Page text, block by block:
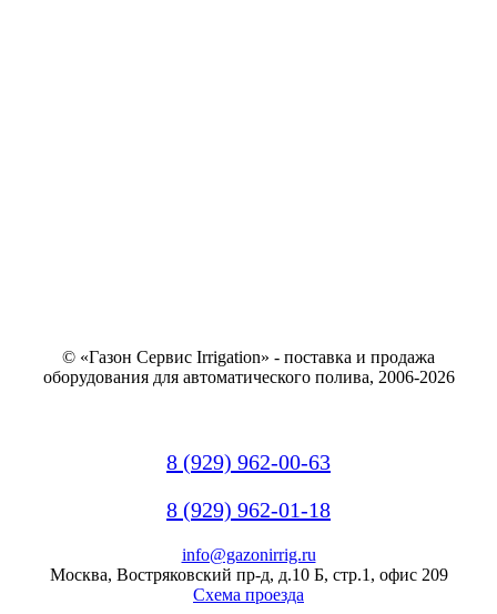
© «Газон Сервис Irrigation» - поставка и продажа
оборудования для автоматического полива, 2006-2026
8 (929) 962-00-63
8 (929) 962-01-18
info@gazonirrig.ru
Москва, Востряковский пр-д, д.10 Б, стр.1, офис 209
Схема проезда